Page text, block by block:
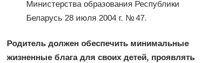
Министерства образования Республики
Беларусь 28 июля 2004 г. № 47.
Родитель должен обеспечить минимальные
жизненные блага для своих детей, проявлять